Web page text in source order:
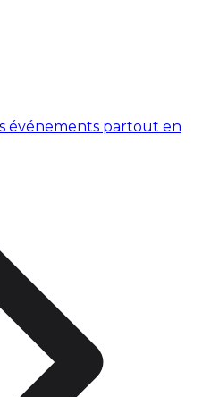
événements partout en